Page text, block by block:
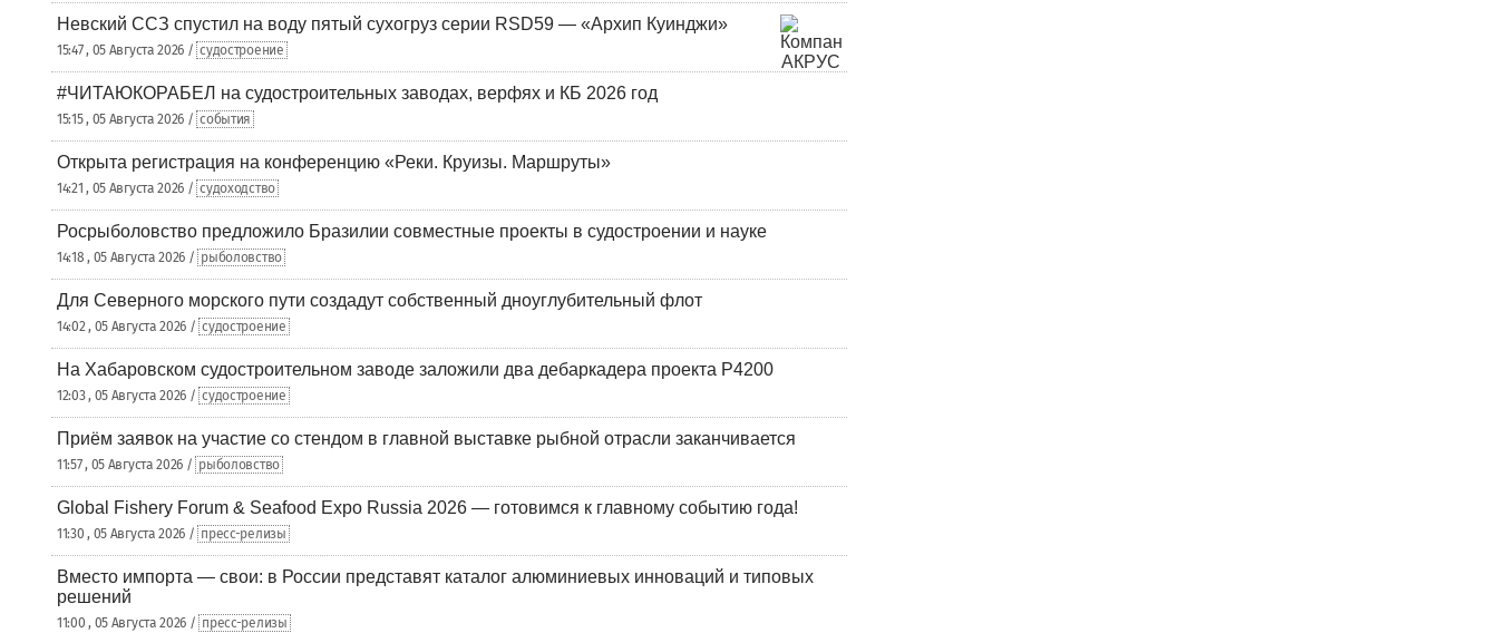
Невский ССЗ спустил на воду пятый сухогруз серии RSD59 — «Архип Куинджи»
15:47 , 05 Августа 2026 / судостроение
#ЧИТАЮКОРАБЕЛ на судостроительных заводах, верфях и КБ 2026 год
15:15 , 05 Августа 2026 / события
Открыта регистрация на конференцию «Реки. Круизы. Маршруты»
14:21 , 05 Августа 2026 / судоходство
Росрыболовство предложило Бразилии совместные проекты в судостроении и науке
14:18 , 05 Августа 2026 / рыболовство
Для Северного морского пути создадут собственный дноуглубительный флот
14:02 , 05 Августа 2026 / судостроение
На Хабаровском судостроительном заводе заложили два дебаркадера проекта Р4200
12:03 , 05 Августа 2026 / судостроение
Приём заявок на участие со стендом в главной выставке рыбной отрасли заканчивается
11:57 , 05 Августа 2026 / рыболовство
Global Fishery Forum & Seafood Expo Russia 2026 — готовимся к главному событию года!
11:30 , 05 Августа 2026 / пресс-релизы
Вместо импорта — свои: в России представят каталог алюминиевых инноваций и типовых
решений
11:00 , 05 Августа 2026 / пресс-релизы